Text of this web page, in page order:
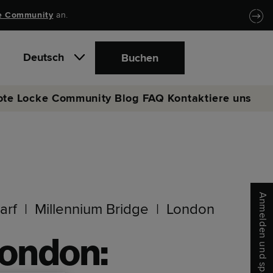
Community an.
Deutsch Buchen
Locke Community Blog FAQ Kontaktiere uns
Millennium Bridge London Anmelden und sparen